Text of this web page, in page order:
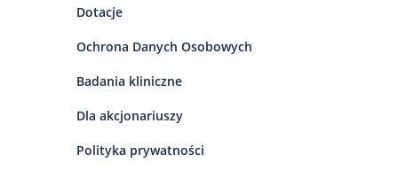
Dotacje
Ochrona Danych Osobowych
Badania kliniczne
Dla akcjonariuszy
Polityka prywatności